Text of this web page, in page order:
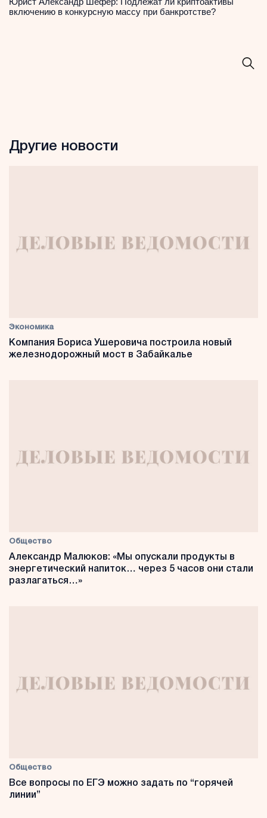
включению в конкурсную массу при банкротстве?
Другие новости
Экономика
Компания Бориса Ушеровича построила новый
железнодорожный мост в Забайкалье
Общество
Александр Малюков: «Мы опускали продукты в
энергетический напиток… через 5 часов они стали
разлагаться…»
Общество
Все вопросы по ЕГЭ можно задать по “горячей
линии”